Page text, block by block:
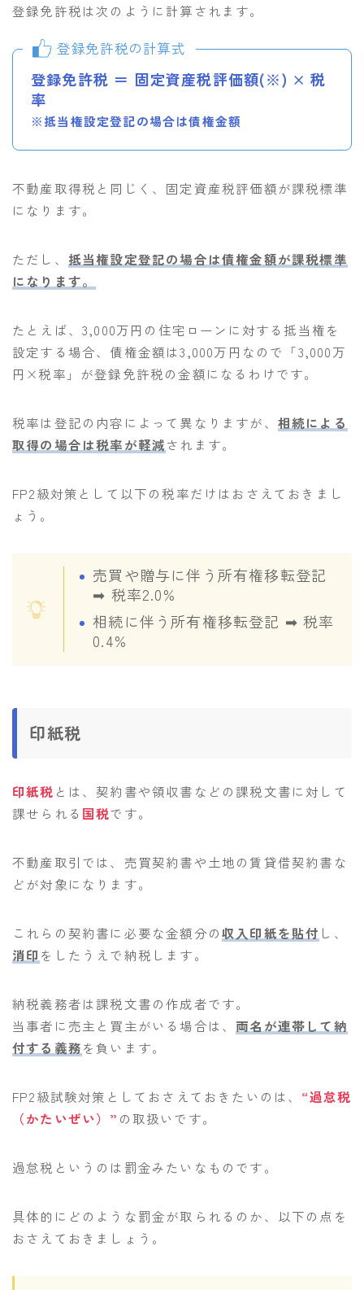
登録免許税は次のように計算されます。
登録免許税の計算式
登録免許税 ＝ 固定資産税評価額(※) × 税
率
※抵当権設定登記の場合は債権金額
不動産取得税と同じく、固定資産税評価額が課税標準
になります。
ただし、 抵当権設定登記の場合は債権金額が課税標準
になります。
たとえば、3,000万円の住宅ローンに対する抵当権を
設定する場合、債権金額は3,000万円なので「3,000万
円×税率」が登録免許税の金額になるわけです。
税率は登記の内容によって異なりますが、 相続による
取得の場合は税率が軽減されます。
FP2級対策として以下の税率だけはおさえておきまし
ょう。
売買や贈与に伴う所有権移転登記
➡︎ 税率2.0%
相続に伴う所有権移転登記 ➡︎ 税率
0.4%
印紙税
印紙税 とは、契約書や領収書などの課税文書に対して
課せられる 国税です。
不動産取引では、売買契約書や土地の賃貸借契約書な
どが対象になります。
これらの契約書に必要な金額分の収入印紙を貼付 し、
消印 をしたうえで納税します。
納税義務者は課税文書の作成者です。
当事者に売主と買主がいる場合は、 両名が連帯して納
付する義務を負います。
FP2級試験対策としておさえておきたいのは、 “過怠税
（かたいぜい）” の取扱いです。
過怠税というのは罰金みたいなものです。
具体的にどのような罰金が取られるのか、以下の点を
おさえておきましょう。